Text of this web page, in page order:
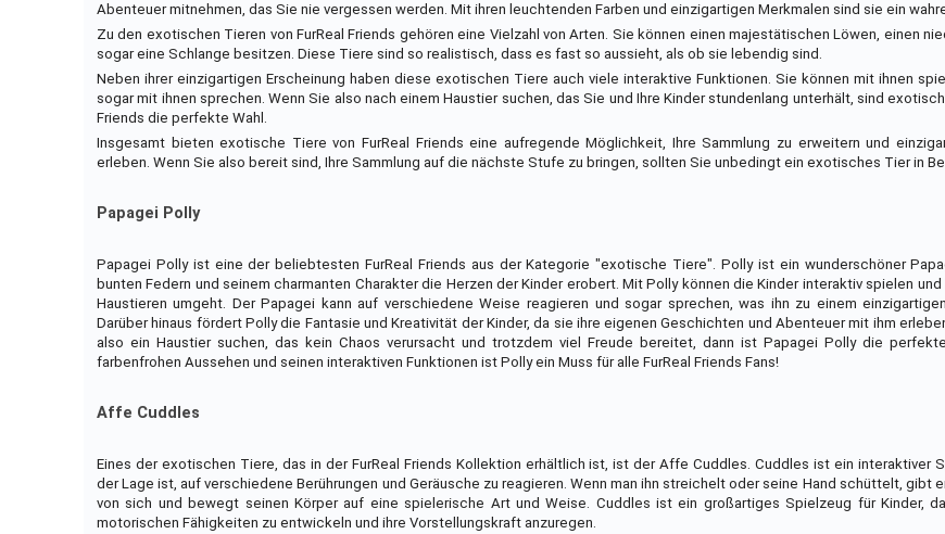
Abenteuer mitnehmen, das Sie nie vergessen werden. Mit ihren leuchtenden Farben und einzigartigen Merkmalen sind sie ein
Zu den exotischen Tieren von FurReal Friends gehören eine Vielzahl von Arten. Sie können einen majestätischen Löwen, einen
sogar eine Schlange besitzen. Diese Tiere sind so realistisch, dass es fast so aussieht, als ob sie lebendig sind.
Neben ihrer einzigartigen Erscheinung haben diese exotischen Tiere auch viele interaktive Funktionen. Sie können mit ihnen
sogar mit ihnen sprechen. Wenn Sie also nach einem Haustier suchen, das Sie und Ihre Kinder stundenlang unterhält, sind
Friends die perfekte Wahl.
Insgesamt bieten exotische Tiere von FurReal Friends eine aufregende Möglichkeit, Ihre Sammlung zu erweitern und
erleben. Wenn Sie also bereit sind, Ihre Sammlung auf die nächste Stufe zu bringen, sollten Sie unbedingt ein exotisches Tier in
Papagei Polly
Papagei Polly ist eine der beliebtesten FurReal Friends aus der Kategorie "exotische Tiere". Polly ist ein wunderschöner
bunten Federn und seinem charmanten Charakter die Herzen der Kinder erobert. Mit Polly können die Kinder interaktiv spielen
Haustieren umgeht. Der Papagei kann auf verschiedene Weise reagieren und sogar sprechen, was ihn zu einem
Darüber hinaus fördert Polly die Fantasie und Kreativität der Kinder, da sie ihre eigenen Geschichten und Abenteuer mit ihm
also ein Haustier suchen, das kein Chaos verursacht und trotzdem viel Freude bereitet, dann ist Papagei Polly die
farbenfrohen Aussehen und seinen interaktiven Funktionen ist Polly ein Muss für alle FurReal Friends Fans!
Affe Cuddles
Eines der exotischen Tiere, das in der FurReal Friends Kollektion erhältlich ist, ist der Affe Cuddles. Cuddles ist ein interaktiver
der Lage ist, auf verschiedene Berührungen und Geräusche zu reagieren. Wenn man ihn streichelt oder seine Hand schüttelt, gibt
von sich und bewegt seinen Körper auf eine spielerische Art und Weise. Cuddles ist ein großartiges Spielzeug für Kinder,
motorischen Fähigkeiten zu entwickeln und ihre Vorstellungskraft anzuregen.